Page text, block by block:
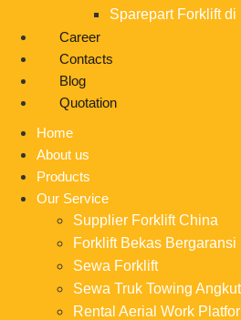
Sparepart Forklift di
Career
Contacts
Blog
Quotation
Home
About us
Products
Our Service
Supplier Forklift China
Forklift Bekas Bergaransi
Sewa Forklift
Sewa Truk Towing Angkut
Rental Aerial Work